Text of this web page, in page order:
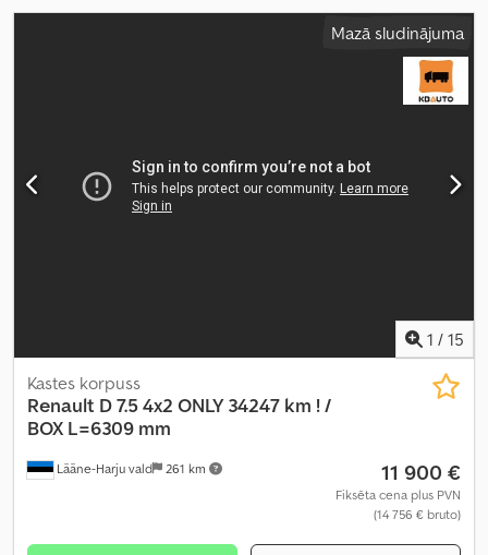
Mazā sludinājuma
1 / 15
Lääne-Harju vald 261 km
Kastes korpuss
Renault D 7.5 4x2 ONLY 34247 km ! /
BOX L=6309 mm
11 900 €
Fiksēta cena plus PVN
(14 756 € bruto)